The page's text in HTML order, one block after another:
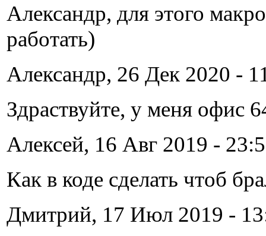
Александр, для этого
работать)
Александр, 26 Дек 2020 -
Здраствуйте, у меня офис
Алексей, 16 Авг 2019 -
Как в коде сделать чтоб
Дмитрий, 17 Июл 2019 -